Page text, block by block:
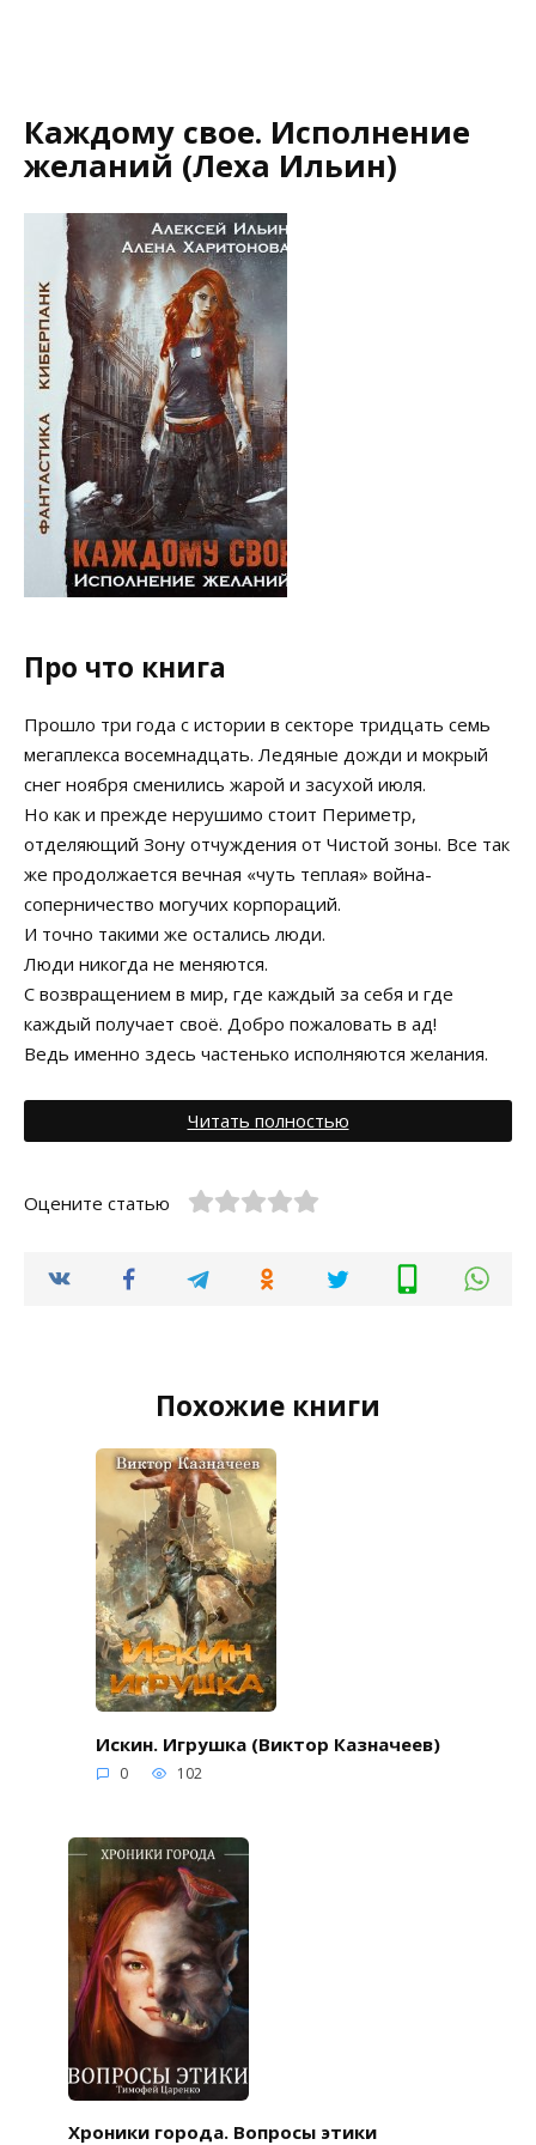
Каждому свое. Исполнение
желаний (Леха Ильин)
Про что книга
Прошло три года с истории в секторе тридцать семь
мегаплекса восемнадцать. Ледяные дожди и мокрый
снег ноября сменились жарой и засухой июля.
Но как и прежде нерушимо стоит Периметр,
отделяющий Зону отчуждения от Чистой зоны. Все так
же продолжается вечная «чуть теплая» война-
соперничество могучих корпораций.
И точно такими же остались люди.
Люди никогда не меняются.
С возвращением в мир, где каждый за себя и где
каждый получает своё. Добро пожаловать в ад!
Ведь именно здесь частенько исполняются желания.
Читать полностью
Оцените статью
Похожие книги
Искин. Игрушка (Виктор Казначеев)
0 102
Хроники города. Вопросы этики